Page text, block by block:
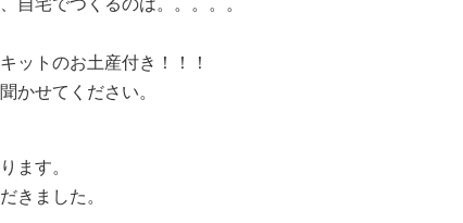
自宅でつくるのは。。。。。
ットのお土産付き！！！
かせてください。
ます。
きました。